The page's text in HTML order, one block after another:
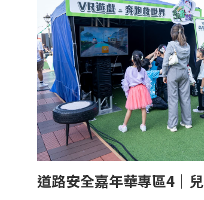
道路安全嘉年華專區4｜